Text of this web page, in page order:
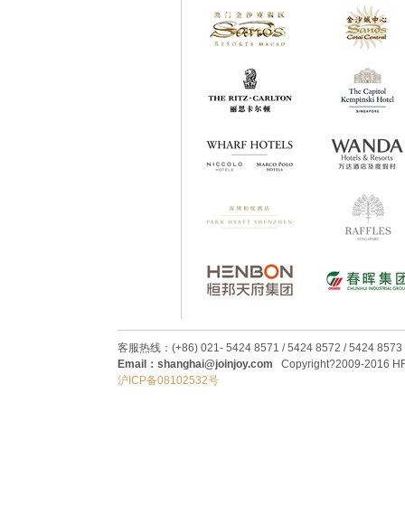
客服热线：(+86) 021- 5424 8571 / 5424 8572 / 5424 8573
Email：shanghai@joinjoy.com Copyright?2009-2016
沪ICP备08102532号